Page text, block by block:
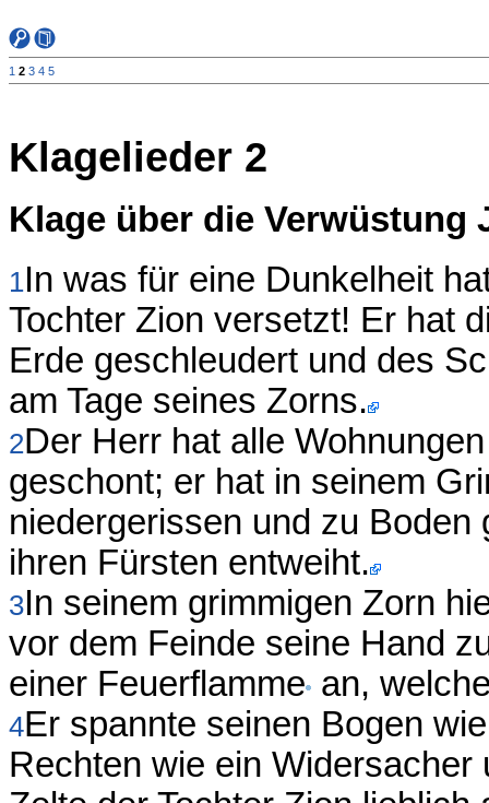
1 2 3 4 5
Klagelieder 2
Klage über die Verwüstung
1In was für eine Dunkelheit
Tochter Zion versetzt! Er hat
Erde geschleudert und des
am Tage seines Zorns.
2Der Herr hat alle
geschont; er hat in seinem
niedergerissen und zu
ihren Fürsten entweiht.
3In seinem grimmigen Zorn
vor dem Feinde seine Hand
einer Feuerflamme an,
4Er spannte seinen Bogen
Rechten wie ein